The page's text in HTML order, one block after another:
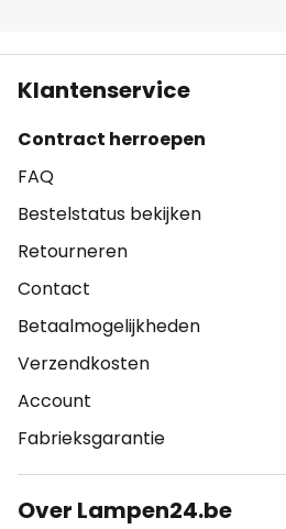
Klantenservice
Contract herroepen
FAQ
Bestelstatus bekijken
Retourneren
Contact
Betaalmogelijkheden
Verzendkosten
Account
Fabrieksgarantie
Over Lampen24.be